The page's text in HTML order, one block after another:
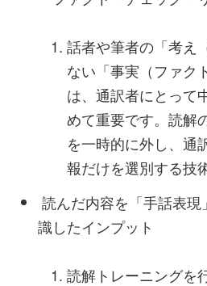
話者や筆者の「考え
ない「事実（ファク
は、通訳者にとって
めて重要です。読解
を一時的に外し、通
報だけを選別する技
読んだ内容を「手話表
識したインプット
読解トレーニングを